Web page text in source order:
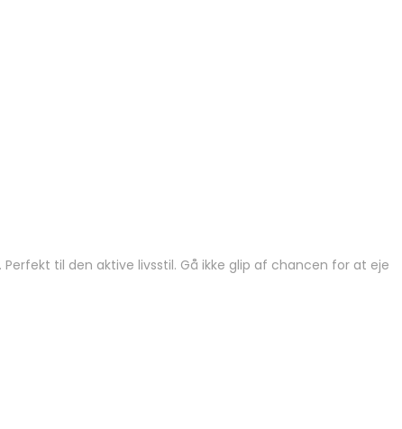
til den aktive livsstil. Gå ikke glip af chancen for at eje